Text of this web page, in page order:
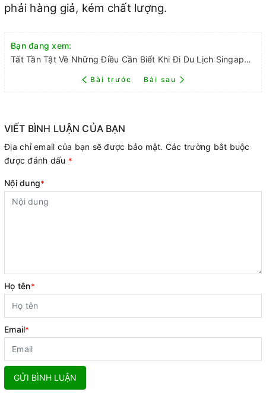
phải hàng giả, kém chất lượng.
Bạn đang xem:
Tất Tần Tật Về Những Điều Cần Biết Khi Đi Du Lịch Singapore
Bài trước Bài sau
VIẾT BÌNH LUẬN CỦA BẠN
Địa chỉ email của bạn sẽ được bảo mật. Các trường bắt buộc
được đánh dấu *
Nội dung*
Họ tên*
Email*
GỬI BÌNH LUẬN